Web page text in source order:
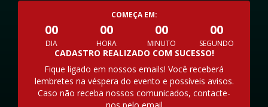
COMEÇA EM:
00
DIA
00
HORA
00
MINUTO
00
SEGUNDO
CADASTRO REALIZADO COM SUCESSO!
Fique ligado em nossos emails! Você receberá
lembretes na véspera do evento e possíveis avisos.
Caso não receba nossos comunicados, contacte-